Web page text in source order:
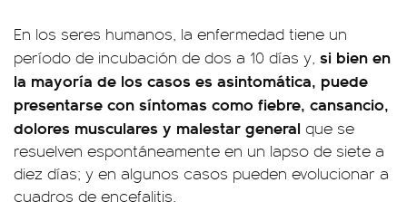
En los seres humanos, la enfermedad tiene un
período de incubación de dos a 10 días y, si bien en
la mayoría de los casos es asintomática, puede
presentarse con síntomas como fiebre, cansancio,
dolores musculares y malestar general que se
resuelven espontáneamente en un lapso de siete a
diez días; y en algunos casos pueden evolucionar a
cuadros de encefalitis.